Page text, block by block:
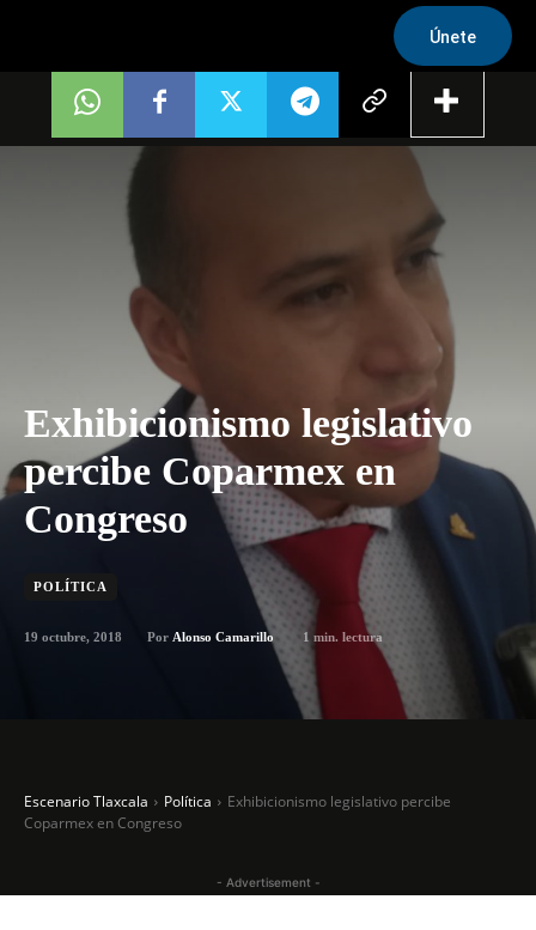
Únete
Exhibicionismo legislativo
percibe Coparmex en
Congreso
POLÍTICA
19 octubre, 2018 Por Alonso Camarillo 1 min. lectura
Escenario Tlaxcala Política
Exhibicionismo legislativo percibe
Coparmex en Congreso
- Advertisement -